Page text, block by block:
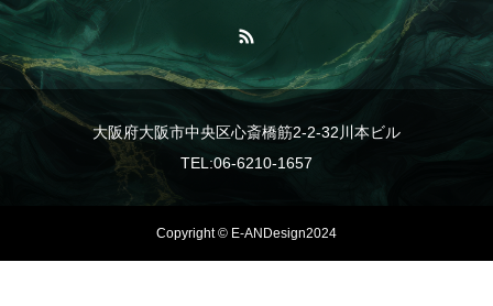
大阪府大阪市中央区心斎橋筋2-2-32川本ビル
TEL:06-6210-1657
Copyright © E-ANDesign2024